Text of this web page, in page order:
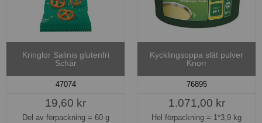
Kringlor Salinis glutenfri
Schär
47074
19,60 kr
Del av förpackning = 60 g
Kycklingsoppa slät pulver
Knorr
76895
1.071,00 kr
Hel förpackning = 1*3,9 kg